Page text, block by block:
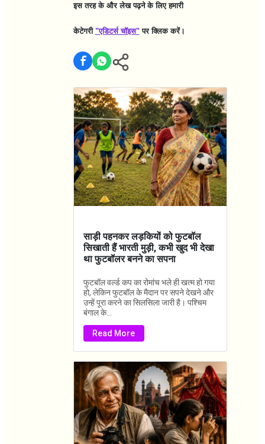
इस तरह के और लेख पढ़ने के लिए हमारी
केटेगरी "एडिटर्स चॉइस" पर क्लिक करें।
साड़ी पहनकर लड़कियों को फुटबॉल
सिखाती हैं भारती मुड़ी, कभी खुद भी देखा
था फुटबॉलर बनने का सपना
फुटबॉल वर्ल्ड कप का रोमांच भले ही खत्म हो गया
हो, लेकिन फुटबॉल के मैदान पर सपने देखने और
उन्हें पूरा करने का सिलसिला जारी है। पश्चिम
बंगाल के...
Read More